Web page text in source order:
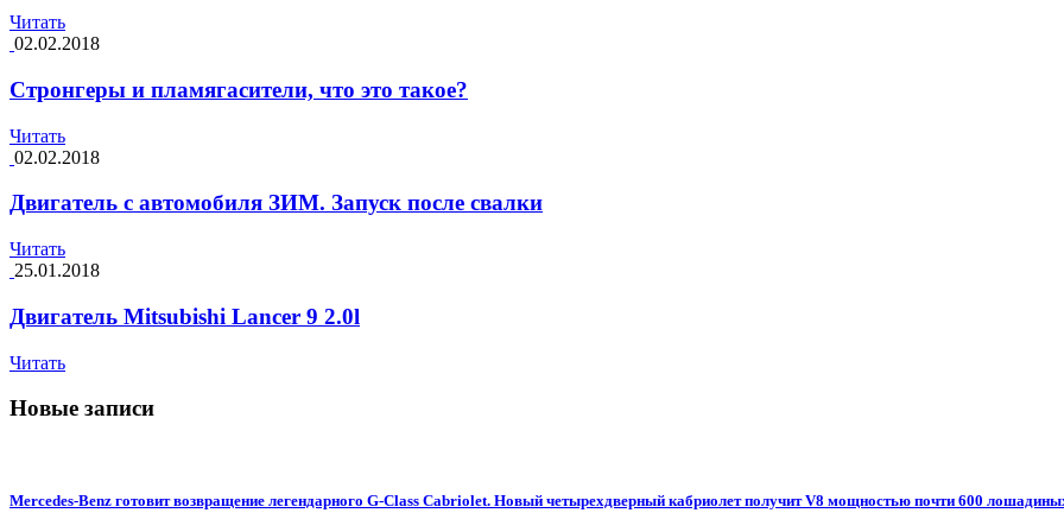
Читать
02.02.2018
Стронгеры и пламягасители, что это такое?
Читать
02.02.2018
Двигатель с автомобиля ЗИМ. Запуск после свалки
Читать
25.01.2018
Двигатель Mitsubishi Lancer 9 2.0l
Читать
Новые записи
Mercedes-Benz готовит возвращение легендарного G-Class Cabriolet. Новый четырехдверный кабриолет получит V8 мощностью почти 600